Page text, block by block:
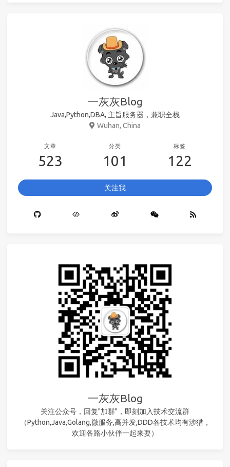
一灰灰Blog
Java,Python,DBA, 主旨服务器，兼职全栈
Wuhan, China
文章
523
分类
101
标签
122
关注我
一灰灰Blog
关注公众号，回复"加群"，即刻加入技术交流群
（Python,Java,Golang,微服务,高并发,DDD各技术均有涉猎，
欢迎各路小伙伴一起来耍）